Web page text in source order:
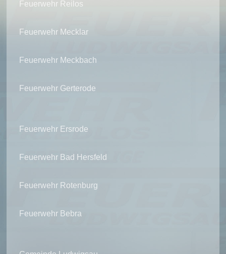
Feuerwehr Reilos
Feuerwehr Mecklar
Feuerwehr Meckbach
Feuerwehr Gerterode
Feuerwehr Ersrode
Feuerwehr Bad Hersfeld
Feuerwehr Rotenburg
Feuerwehr Bebra